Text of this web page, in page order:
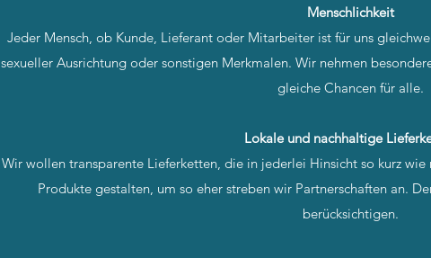
Menschlichkeit
Jeder Mensch, ob Kunde, Lieferant oder Mitarbeiter ist für uns
sexueller Ausrichtung oder sonstigen Merkmalen. Wir nehmen
gleiche Chancen für alle.
Lokale und nachhaltige
Wir wollen transparente Lieferketten, die in jederlei Hinsicht so kurz
Produkte gestalten, um so eher streben wir Partnerschaften an.
berücksichtigen.